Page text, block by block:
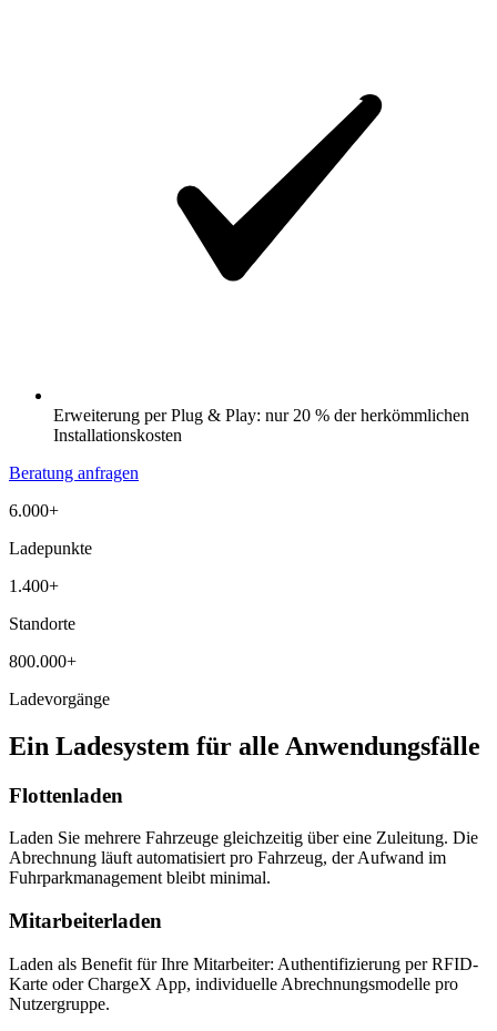
Erweiterung per Plug & Play: nur 20 % der herkömmlichen
Installationskosten
Beratung anfragen
6.000+
Ladepunkte
1.400+
Standorte
800.000+
Ladevorgänge
Ein Ladesystem für alle Anwendungsfälle
Flottenladen
Laden Sie mehrere Fahrzeuge gleichzeitig über eine Zuleitung. Die
Abrechnung läuft automatisiert pro Fahrzeug, der Aufwand im
Fuhrparkmanagement bleibt minimal.
Mitarbeiterladen
Laden als Benefit für Ihre Mitarbeiter: Authentifizierung per RFID-
Karte oder ChargeX App, individuelle Abrechnungsmodelle pro
Nutzergruppe.